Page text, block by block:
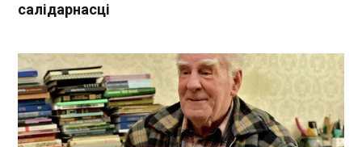
салідарнасці